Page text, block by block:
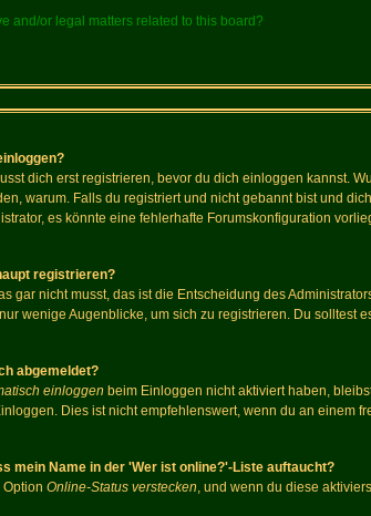
and/or legal matters related to this board?
dich erst registrieren, bevor du dich einloggen kannst.
warum. Falls du registriert und nicht gebannt bist und
es könnte eine fehlerhafte Forumskonfiguration
registrieren?
gar nicht musst, das ist die Entscheidung des
wenige Augenblicke, um sich zu registrieren. Du solltest
abgemeldet?
einloggen beim Einloggen nicht aktiviert haben,
Dies ist nicht empfehlenswert, wenn du an einem
mein Name in der 'Wer ist online?'-Liste auftaucht?
Option Online-Status verstecken, und wenn du diese